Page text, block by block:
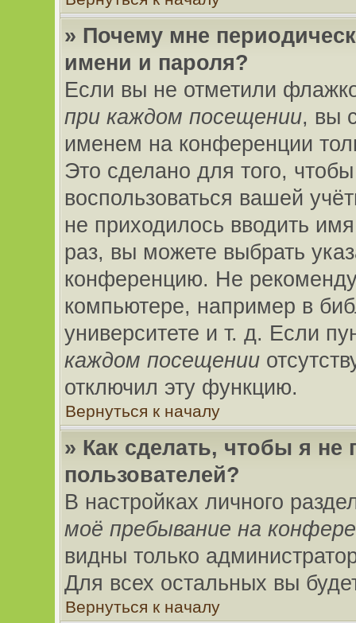
» Почему мне
имени и пароля?
Если вы не отметили
при каждом посещении, вы
именем на конференции
Это сделано для того,
воспользоваться вашей
не приходилось вводить
раз, вы можете выбрать
конференцию. Не
компьютере, например в
университете и т. д. Если
каждом посещении
отключил эту функцию.
Вернуться к началу
» Как сделать, чтобы я не
пользователей?
В настройках личного
моё пребывание на
видны только
Для всех остальных вы
Вернуться к началу